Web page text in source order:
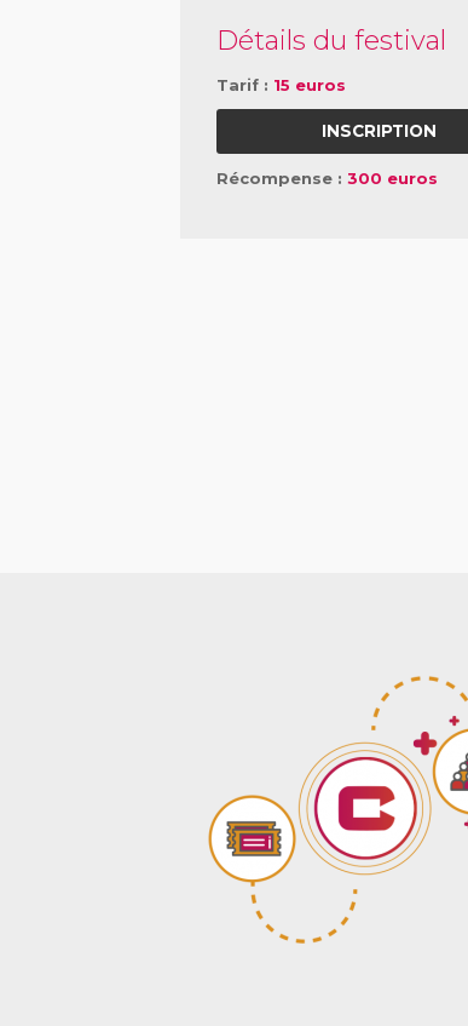
Détails du festival
Tarif : 15 euros
INSCRIPTION
Récompense :300 euros